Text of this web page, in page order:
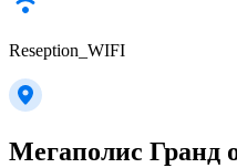
Reseption_WIFI
Мегаполис Гранд